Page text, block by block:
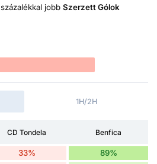
százalékkal jobb Szerzett Gólok
1H/2H
CD Tondela Benfica
33% 89%